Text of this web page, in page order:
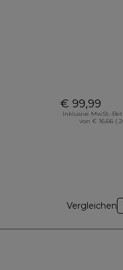
€ 99,99
Inklusive MwSt.-
von € 16,66 (
Vergleichen